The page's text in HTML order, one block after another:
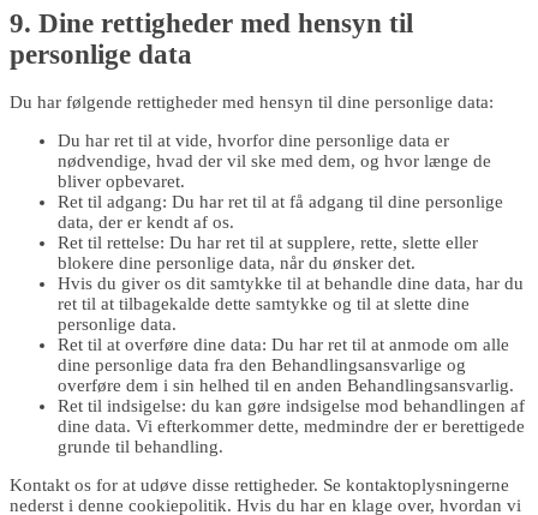
9. Dine rettigheder med hensyn til
personlige data
Du har følgende rettigheder med hensyn til dine personlige data:
Du har ret til at vide, hvorfor dine personlige data er
nødvendige, hvad der vil ske med dem, og hvor længe de
bliver opbevaret.
Ret til adgang: Du har ret til at få adgang til dine personlige
data, der er kendt af os.
Ret til rettelse: Du har ret til at supplere, rette, slette eller
blokere dine personlige data, når du ønsker det.
Hvis du giver os dit samtykke til at behandle dine data, har du
ret til at tilbagekalde dette samtykke og til at slette dine
personlige data.
Ret til at overføre dine data: Du har ret til at anmode om alle
dine personlige data fra den Behandlingsansvarlige og
overføre dem i sin helhed til en anden Behandlingsansvarlig.
Ret til indsigelse: du kan gøre indsigelse mod behandlingen af
​​dine data. Vi efterkommer dette, medmindre der er berettigede
grunde til behandling.
Kontakt os for at udøve disse rettigheder. Se kontaktoplysningerne
nederst i denne cookiepolitik. Hvis du har en klage over, hvordan vi